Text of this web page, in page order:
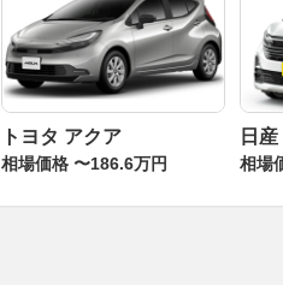
トヨタ アクア
相場価格 〜186.6万円
日
相場